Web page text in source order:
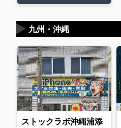
九州・沖縄
▶
ストックラボ沖縄浦添